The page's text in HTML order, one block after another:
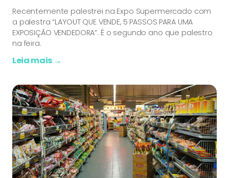
Recentemente palestrei na Expo Supermercado com
a palestra “LAYOUT QUE VENDE, 5 PASSOS PARA UMA
EXPOSIÇÃO VENDEDORA”. É o segundo ano que palestro
na feira.
Leia mais →